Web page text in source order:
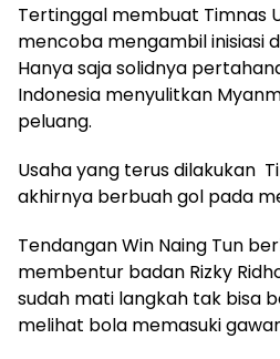
Tertinggal membuat Timnas
mencoba mengambil inisiasi
Hanya saja solidnya
Indonesia menyulitkan
peluang.
Usaha yang terus dilakukan
akhirnya berbuah gol pada
Tendangan Win Naing Tun
membentur badan Rizky
sudah mati langkah tak bisa
melihat bola memasuki